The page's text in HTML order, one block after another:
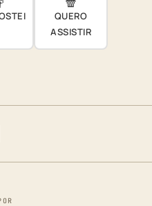
QUERO
ASSISTIR